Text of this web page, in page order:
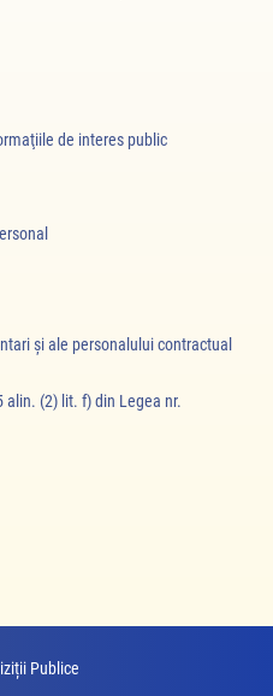
de interes public
şi ale personalului contractual
(2) lit. f) din Legea nr.
Publice